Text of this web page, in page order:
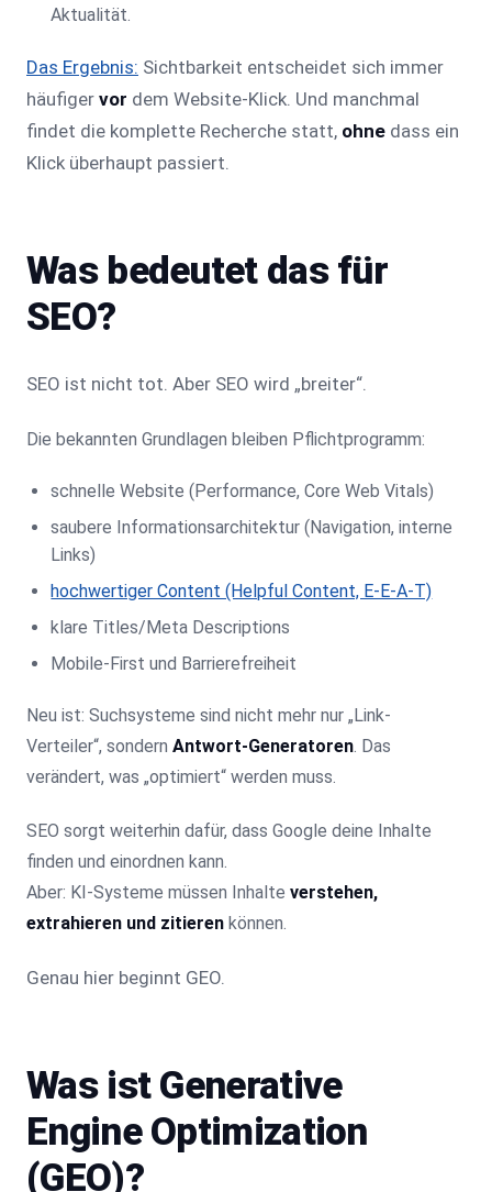
Aktualität.
Das Ergebnis: Sichtbarkeit entscheidet sich immer
häufiger vor dem Website-Klick. Und manchmal
findet die komplette Recherche statt, ohne dass ein
Klick überhaupt passiert.
Was bedeutet das für
SEO?
SEO ist nicht tot. Aber SEO wird „breiter“.
Die bekannten Grundlagen bleiben Pflichtprogramm:
schnelle Website (Performance, Core Web Vitals)
saubere Informationsarchitektur (Navigation, interne
Links)
hochwertiger Content (Helpful Content, E-E-A-T)
klare Titles/Meta Descriptions
Mobile-First und Barrierefreiheit
Neu ist: Suchsysteme sind nicht mehr nur „Link-
Verteiler“, sondern Antwort-Generatoren. Das
verändert, was „optimiert“ werden muss.
SEO sorgt weiterhin dafür, dass Google deine Inhalte
finden und einordnen kann.
Aber: KI-Systeme müssen Inhalte verstehen,
extrahieren und zitieren können.
Genau hier beginnt GEO.
Was ist Generative
Engine Optimization
(GEO)?